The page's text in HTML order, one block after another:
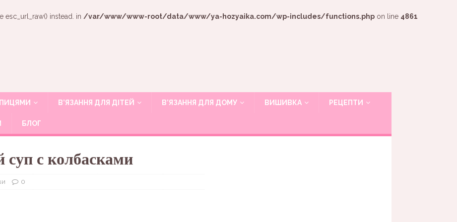
esc_url_raw() instead. in /var/www/www-root/data/www/ya-hozyaika.com/wp-includes/functions.php on line 4861
В’ЯЗАННЯ ДЛЯ ДІТЕЙ В’ЯЗАННЯ ДЛЯ ДОМУ ВИШИВКА РЕЦЕПТИ
БЛОГ
с колбасками
0